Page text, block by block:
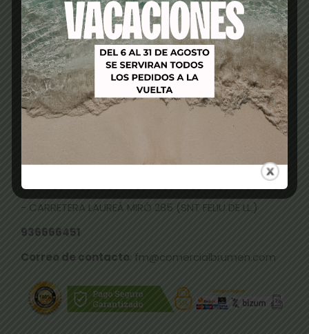
a tu alcance económico y profesional.
Contamos con precios competitivos y estamos
siempre a tu disposición.
TIENDAS FÍSICAS
- CALLE NICOLAU TALLÓ 70, ALMACÉN (TERRASSA)
RAMBLA FRANCESC MACIÀ 73 (TERRASSA)
937359169
- CARRETERA LAUREÀ MIRÓ 285 (SNT FELIU DE LL.)
936666451
Correo de contacto: fm@comercialbrumen.com